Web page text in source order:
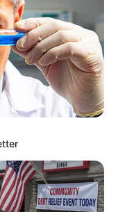
Are They 20